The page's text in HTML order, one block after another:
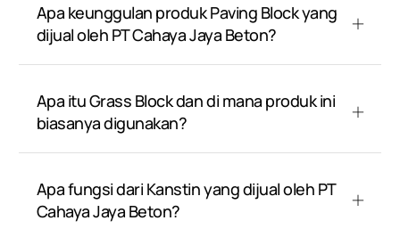
Apa keunggulan produk Paving Block yang
dijual oleh PT Cahaya Jaya Beton?
Apa itu Grass Block dan di mana produk ini
biasanya digunakan?
Apa fungsi dari Kanstin yang dijual oleh PT
Cahaya Jaya Beton?